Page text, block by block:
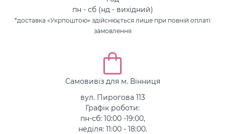
пн - сб (нд - вихідний)
*доставка «Укрпоштою» здійснюється лише при повній оплаті
замовлення
Самовивіз для м. Вінниця
вул. Пирогова 113
Графік роботи:
пн-сб: 10:00 -19:00,
неділя: 11:00 - 18:00.